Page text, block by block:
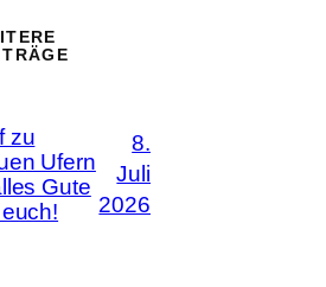
zu
Ufern
Gute
8.
Juli
2026